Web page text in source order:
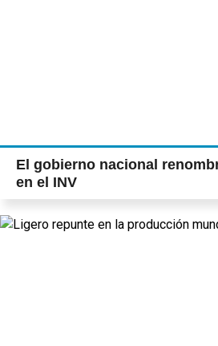
El gobierno nacional
en el INV